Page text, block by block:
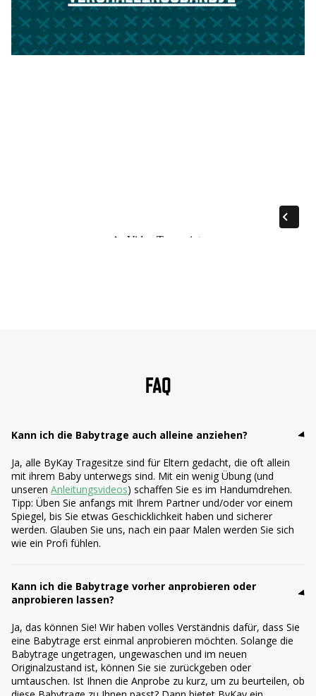
FAQ
Kann ich die Babytrage auch alleine anziehen?
Ja, alle ByKay Tragesitze sind für Eltern gedacht, die oft allein
mit ihrem Baby unterwegs sind. Mit ein wenig Übung (und
unseren Anleitungsvideos) schaffen Sie es im Handumdrehen.
Tipp: Üben Sie anfangs mit Ihrem Partner und/oder vor einem
Spiegel, bis Sie etwas Geschicklichkeit haben und sicherer
werden. Glauben Sie uns, nach ein paar Malen werden Sie sich
wie ein Profi fühlen.
Kann ich die Babytrage vorher anprobieren oder
anprobieren lassen?
Ja, das können Sie! Wir haben volles Verständnis dafür, dass Sie
eine Babytrage erst einmal anprobieren möchten. Solange die
Babytrage ungetragen, ungewaschen und im neuen
Originalzustand ist, können Sie sie zurückgeben oder
umtauschen. Ist Ihnen die Anprobe zu kurz, um zu beurteilen, ob